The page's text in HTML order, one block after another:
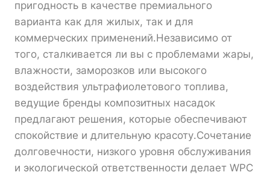
пригодность в качестве премиального
варианта как для жилых, так и для
коммерческих применений.Независимо от
того, сталкивается ли вы с проблемами жары,
влажности, заморозков или высокого
воздействия ультрафиолетового топлива,
ведущие бренды композитных насадок
предлагают решения, которые обеспечивают
спокойствие и длительную красоту.Сочетание
долговечности, низкого уровня обслуживания
и экологической ответственности делает WPC